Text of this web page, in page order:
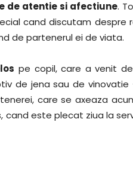
de atentie si afectiune.
cand discutam despre
de partenerul ei de viata.
pe copil, care a venit
de jena sau de
care se axeaza
cand este plecat ziua la